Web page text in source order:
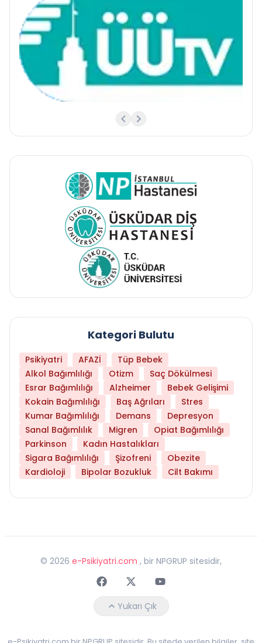
Kategori Bulutu
Psikiyatri AFAZİ
Tüp Bebek
Alkol Bağımlılığı
Otizm
Saç Dökülmesi
Esrar Bağımlılığı
Alzheimer
Bebek Gelişimi
Kokain Bağımlılığı
Baş Ağrıları
Stres
Kumar Bağımlılığı
Demans
Depresyon
Sanal Bağımlılık
Migren
Opiat Bağımlılığı
Parkinson
Kadın Hastalıkları
Sigara Bağımlılığı
Şizofreni
Obezite
Kardioloji
Bipolar Bozukluk Cilt Bakımı
© 2026 e-Psikiyatri.com , bir NPGRUP sitesidir,
FaceebokTwitterYoutube
Yukarı Çık